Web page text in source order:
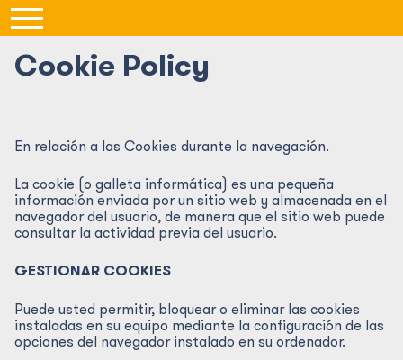
Cookie Policy
En relación a las Cookies durante la navegación.
La cookie (o galleta informática) es una pequeña
información enviada por un sitio web y almacenada en el
navegador del usuario, de manera que el sitio web puede
consultar la actividad previa del usuario.
GESTIONAR COOKIES
Puede usted permitir, bloquear o eliminar las cookies
instaladas en su equipo mediante la configuración de las
opciones del navegador instalado en su ordenador.